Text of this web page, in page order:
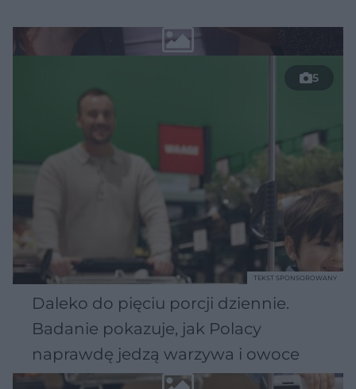
5
Daleko do pięciu porcji dziennie.
Badanie pokazuje, jak Polacy
naprawdę jedzą warzywa i owoce
TEKST SPONSOROWANY